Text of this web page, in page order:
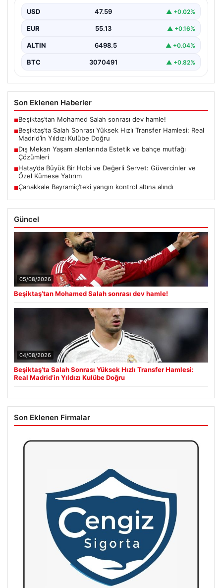
Yeni sezon öncesinde güçlü bir kadro kurma
transferinden olumsuz…
USD 47.59 ▲ +0.02%
EUR 55.13 ▲ +0.16%
ALTIN 6498.5 ▲ +0.04%
BTC 3070491 ▲ +0.82%
Son Eklenen Haberler
■Beşiktaş’tan Mohamed Salah sonrası dev hamle!
■Beşiktaş’ta Salah Sonrası Yüksek Hızlı Transfer Hamlesi: Real
Madrid’in Yıldızı Kulübe Doğru
■Dış Mekan Yaşam alanlarında Estetik ve bahçe mutfağı
Çözümleri
■Hatay’da Büyük Bir Hobi ve Değerli Servet: Güvercinler ve
Özel Kümese Yatırım
■Çanakkale Bayramiç’teki yangın kontrol altına alındı
Güncel
05/08/2026
Beşiktaş’tan Mohamed Salah sonrası dev hamle!
04/08/2026
Beşiktaş’ta Salah Sonrası Yüksek Hızlı Transfer Hamlesi:
Real Madrid’in Yıldızı Kulübe Doğru
Son Eklenen Firmalar